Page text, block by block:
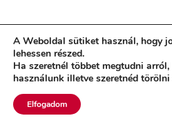
A Weboldal sütiket használ, hogy
lehessen részed.
Ha szeretnél többet megtudni
használunk illetve szeretnéd
Elfogadom